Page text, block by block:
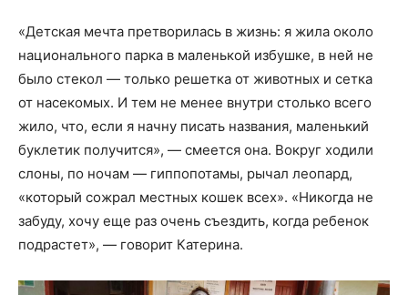
«Детская мечта претворилась в жизнь: я жила около
национального парка в маленькой избушке, в ней не
было стекол — только решетка от животных и сетка
от насекомых. И тем не менее внутри столько всего
жило, что, если я начну писать названия, маленький
буклетик получится», — смеется она. Вокруг ходили
слоны, по ночам — гиппопотамы, рычал леопард,
«который сожрал местных кошек всех». «Никогда не
забуду, хочу еще раз очень съездить, когда ребенок
подрастет», — говорит Катерина.